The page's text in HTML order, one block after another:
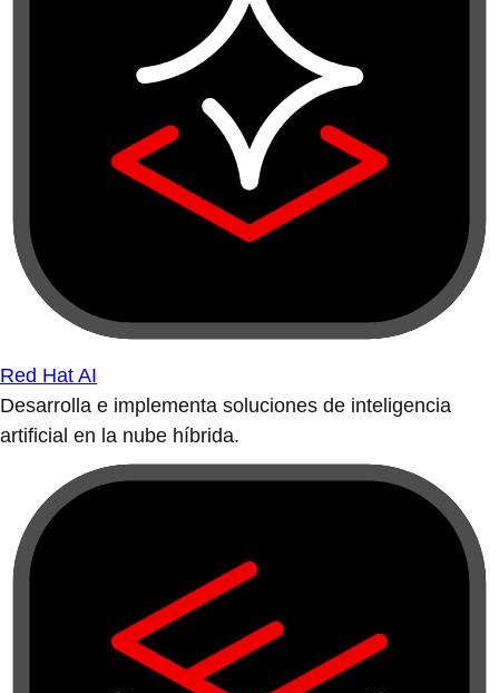
Red Hat AI
Desarrolla e implementa soluciones de inteligencia
artificial en la nube híbrida.